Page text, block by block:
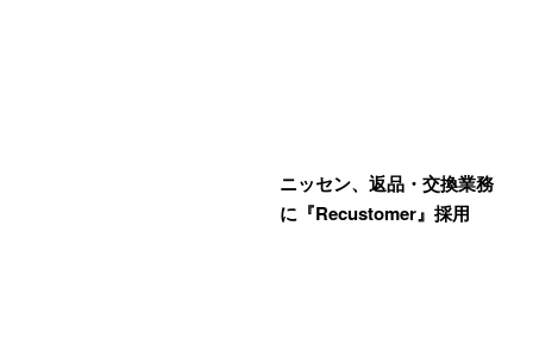
ニッセン、返品・交換業務
に『Recustomer』採用